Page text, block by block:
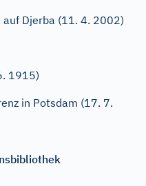
auf Djerba (11. 4. 2002)
1915)
in Potsdam (17. 7.